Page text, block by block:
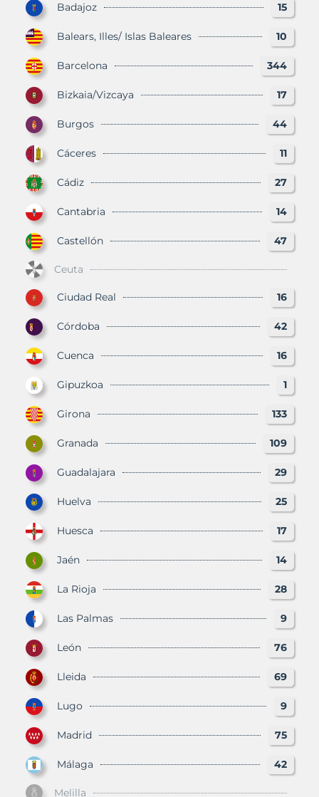
Badajoz 15
Balears, Illes/ Islas Baleares 10
Barcelona 344
Bizkaia/Vizcaya 17
Burgos 44
Cáceres 11
Cádiz 27
Cantabria 14
Castellón 47
Ceuta
Ciudad Real 16
Córdoba 42
Cuenca 16
Gipuzkoa 1
Girona 133
Granada 109
Guadalajara 29
Huelva 25
Huesca 17
Jaén 14
La Rioja 28
Las Palmas 9
León 76
Lleida 69
Lugo 9
Madrid 75
Málaga 42
Melilla